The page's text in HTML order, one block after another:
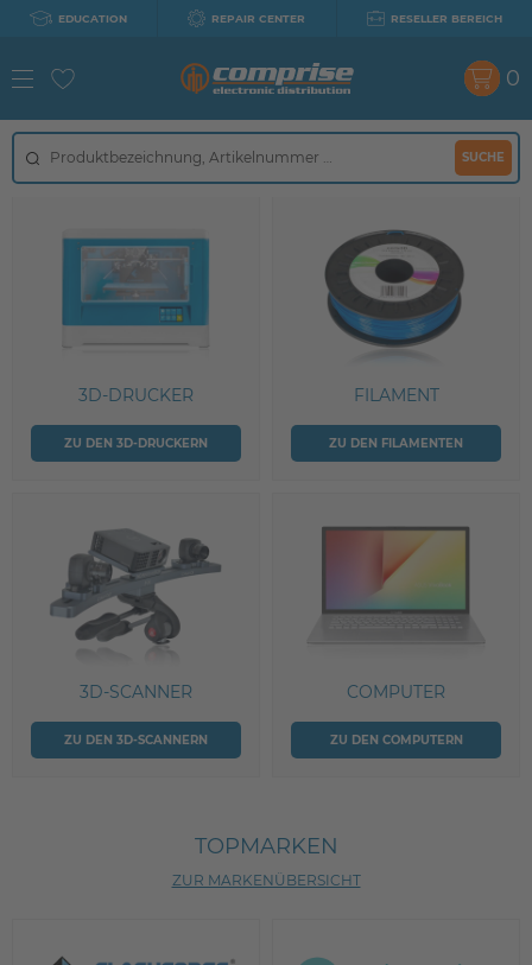
EDUCATION REPAIR CENTER RESELLER BEREICH
SUCHE
0
3D-DRUCKER
ZU DEN 3D-DRUCKERN
FILAMENT
ZU DEN FILAMENTEN
3D-SCANNER
ZU DEN 3D-SCANNERN
COMPUTER
ZU DEN COMPUTERN
TOPMARKEN
ZUR MARKENÜBERSICHT